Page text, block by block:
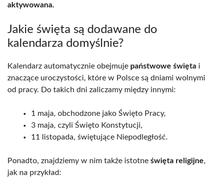
aktywowana.
Jakie święta są dodawane do
kalendarza domyślnie?
Kalendarz automatycznie obejmuje państwowe święta i
znaczące uroczystości, które w Polsce są dniami wolnymi
od pracy. Do takich dni zaliczamy między innymi:
1 maja, obchodzone jako Święto Pracy,
3 maja, czyli Święto Konstytucji,
11 listopada, świętujące Niepodległość.
Ponadto, znajdziemy w nim także istotne święta religijne,
jak na przykład: